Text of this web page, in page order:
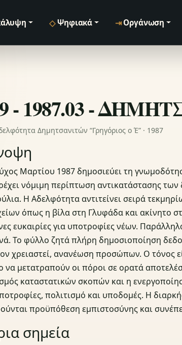
◇ Ψηφιακά ⇥ Οργάνωση
- 1987.03 -
Δημητσανιτών “Γρηγόριος ο Έ” · 1987
Μαρτίου 1987 δημοσιεύει τη
νόμιμη περίπτωση αντικατάστασης
Η Αδελφότητα αντιτείνει σειρά
όπως η βίλα στη Γλυφάδα και ακίνητο
ευκαιρίες για υποτροφίες νέων.
Το φύλλο ζητά πλήρη δημοσιοποίηση
χρειαστεί, ανανέωση προσώπων. Ο τόνος
να μετατραπούν οι πόροι σε ορατά
καταστατικών σκοπών και η
πολιτισμό και υποδομές. Η
προϋπόθεση εμπιστοσύνης και
σημεία